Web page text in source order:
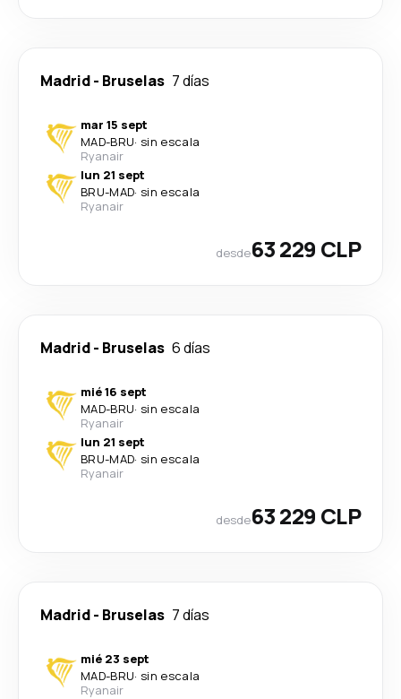
Madrid- Bruselas 7 días
mar 15 sept
MAD-BRU· sin escala
Ryanair
lun 21 sept
BRU-MAD· sin escala
Ryanair
desde63 229 CLP
Madrid- Bruselas 6 días
mié 16 sept
MAD-BRU· sin escala
Ryanair
lun 21 sept
BRU-MAD· sin escala
Ryanair
desde63 229 CLP
Madrid- Bruselas 7 días
mié 23 sept
MAD-BRU· sin escala
Ryanair